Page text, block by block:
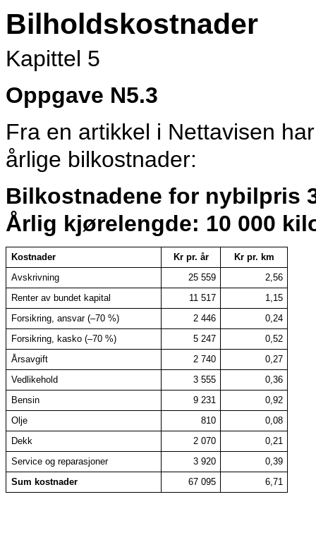
Bilholdskostnader
Kapittel 5
Oppgave N5.3
Fra en artikkel i Nettavisen
årlige bilkostnader:
Bilkostnadene for nybilpris
Årlig kjørelengde: 10 000
Kostnader Kr pr. år
Kr pr. km
Avskrivning
25 559
2,56
Renter av bundet kapital
11 517
1,15
Forsikring, ansvar (–70 %)
2 446
0,24
Forsikring, kasko (–70 %)
5 247
0,52
Årsavgift
2 740
0,27
Vedlikehold
3 555
0,36
Bensin
9 231
0,92
Olje
810
0,08
Dekk
2 070
0,21
Service og reparasjoner
3 920
0,39
Sum kostnader
67 095 6,71